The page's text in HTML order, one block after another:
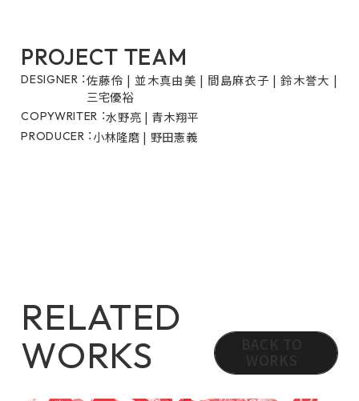
PROJECT TEAM
DESIGNER ：佐藤伶 | 並木真由美 | 間島麻衣子 | 鈴木誉大 |
三宅優裕
COPYWRITER ：水野亮 | 青木翔平
PRODUCER ：小林隆磨 | 野田憲義
RELATED
WORKS